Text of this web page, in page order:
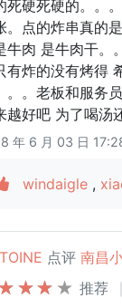
死硬死硬的。。
。点的炸串真的
牛肉 是牛肉干。
有炸的没有烤得
。。老板和服务
越好吧 为了喝汤
年 6 月 03 日
windaigle ,
点评 南昌
推荐